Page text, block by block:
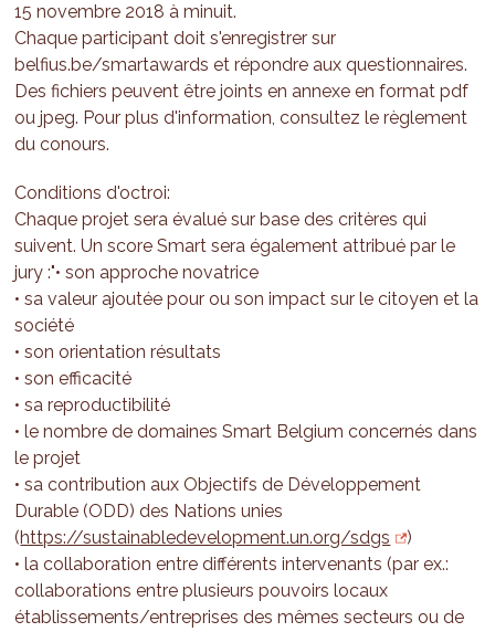
15 novembre 2018 à minuit.
Chaque participant doit s'enregistrer sur
belfius.be/smartawards et répondre aux questionnaires.
Des fichiers peuvent être joints en annexe en format pdf
ou jpeg. Pour plus d'information, consultez le règlement
du conours.
Conditions d'octroi:
Chaque projet sera évalué sur base des critères qui
suivent. Un score Smart sera également attribué par le
jury :"• son approche novatrice
• sa valeur ajoutée pour ou son impact sur le citoyen et la
société
• son orientation résultats
• son efficacité
• sa reproductibilité
• le nombre de domaines Smart Belgium concernés dans
le projet
• sa contribution aux Objectifs de Développement
Durable (ODD) des Nations unies
(https://sustainabledevelopment.un.org/sdgs
)
• la collaboration entre différents intervenants (par ex.:
collaborations entre plusieurs pouvoirs locaux
établissements/entreprises des mêmes secteurs ou de